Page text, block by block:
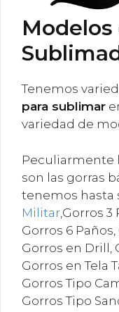
Modelos
Tenemos
para sublimar
variedad de
Peculiarmente
son las gorras
tenemos hasta
Militar ,Gorros 3
Gorros 6
Gorros en Drill,
Gorros en Tela
Gorros Tipo
Gorros Tipo